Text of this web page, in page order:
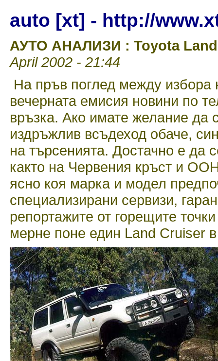
auto [xt] - http://
АУТО АНАЛИЗИ : Toyota Land
April 2002 - 21:44
На пръв поглед между избора
вечерната емисия новини по
връзка. Ако имате желание да
издръжлив всъдеход обаче,
на търсенията. Достачно е да
както на Червения кръст и
ясно коя марка и модел
специализирани сервизи,
репортажите от горещите
мернe поне един Land Cruiser